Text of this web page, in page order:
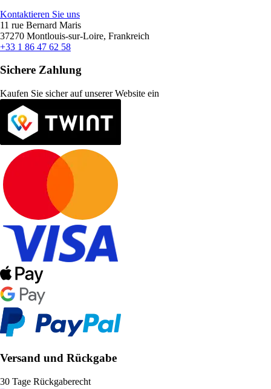
Kontaktieren Sie uns
11 rue Bernard Maris
37270 Montlouis-sur-Loire, Frankreich
+33 1 86 47 62 58
Sichere Zahlung
Kaufen Sie sicher auf unserer Website ein
Versand und Rückgabe
30 Tage Rückgaberecht